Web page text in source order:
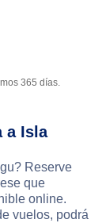
365 días.
a Isla
Reserve
que
online.
vuelos, podrá